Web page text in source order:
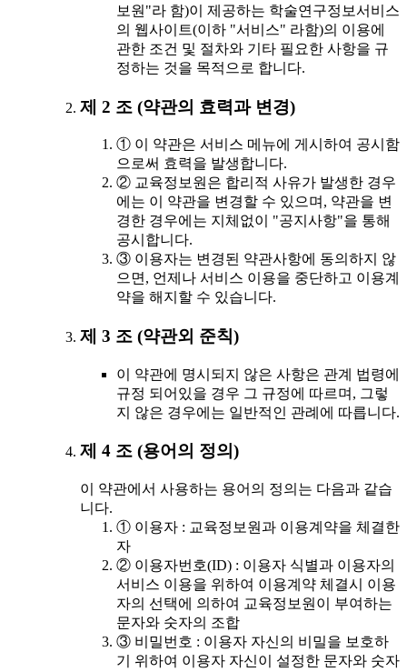
보원"라 함)이 제공하는 학술연구정보서비스
의 웹사이트(이하 "서비스" 라함)의 이용에
관한 조건 및 절차와 기타 필요한 사항을 규
정하는 것을 목적으로 합니다.
제 2 조 (약관의 효력과 변경)
① 이 약관은 서비스 메뉴에 게시하여 공시함
으로써 효력을 발생합니다.
② 교육정보원은 합리적 사유가 발생한 경우
에는 이 약관을 변경할 수 있으며, 약관을 변
경한 경우에는 지체없이 "공지사항"을 통해
공시합니다.
③ 이용자는 변경된 약관사항에 동의하지 않
으면, 언제나 서비스 이용을 중단하고 이용계
약을 해지할 수 있습니다.
제 3 조 (약관외 준칙)
이 약관에 명시되지 않은 사항은 관계 법령에
규정 되어있을 경우 그 규정에 따르며, 그렇
지 않은 경우에는 일반적인 관례에 따릅니다.
제 4 조 (용어의 정의)
이 약관에서 사용하는 용어의 정의는 다음과 같습
니다.
① 이용자 : 교육정보원과 이용계약을 체결한
자
② 이용자번호(ID) : 이용자 식별과 이용자의
서비스 이용을 위하여 이용계약 체결시 이용
자의 선택에 의하여 교육정보원이 부여하는
문자와 숫자의 조합
③ 비밀번호 : 이용자 자신의 비밀을 보호하
기 위하여 이용자 자신이 설정한 문자와 숫자